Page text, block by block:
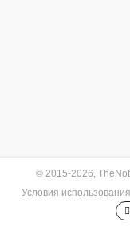
© 2015-2026,
Условия использования